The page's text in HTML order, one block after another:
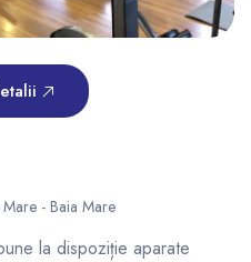
- Baia Mare
la dispoziție aparate